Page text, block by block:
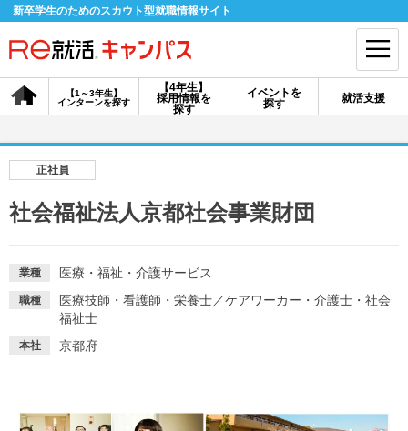
新卒学生のためのスカウト型就職情報サイト
【4年生】
採用情報を
探す
【1～3年生】
インターンを探す
イベントを
探す
就活支援
会員登録 ログイン
採用情報を探す
説明会を探す
正社員
社会福祉法人京都社会事業財団
業種 医療・福祉・介護サービス
職種 医療技師・看護師・栄養士／ケアワーカー・介護士・社会
福祉士
本社 京都府